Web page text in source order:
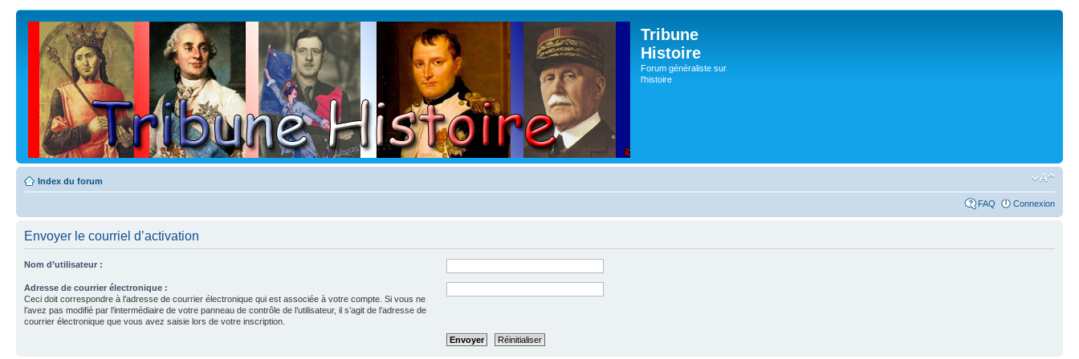
Tribune
Histoire
Forum généraliste sur
l'histoire
Index du forum
FAQ Connexion
Envoyer le courriel d’activation
Nom d’utilisateur :
Adresse de courrier électronique :
Ceci doit correspondre à l’adresse de courrier électronique qui est associée à votre compte. Si vous ne
l’avez pas modifié par l’intermédiaire de votre panneau de contrôle de l’utilisateur, il s’agit de l’adresse de
courrier électronique que vous avez saisie lors de votre inscription.